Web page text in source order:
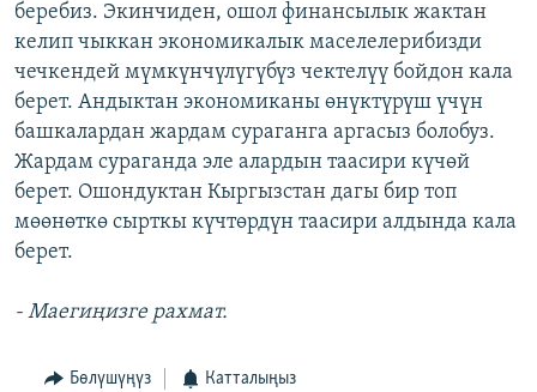
беребиз. Экинчиден, ошол финансылык жактан
келип чыккан экономикалык маселелерибизди
чечкендей мүмкүнчүлүгүбүз чектелүү бойдон кала
берет. Андыктан экономиканы өнүктүрүш үчүн
башкалардан жардам сураганга аргасыз болобуз.
Жардам сураганда эле алардын таасири күчөй
берет. Ошондуктан Кыргызстан дагы бир топ
мөөнөткө сырткы күчтөрдүн таасири алдында кала
берет.
- Маегиңизге рахмат.
Бөлүшүңүз Катталыңыз